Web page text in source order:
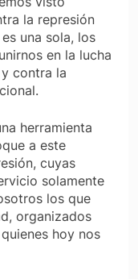
la represión
una sola, los
en la lucha
contra la
herramienta
a este
cuyas
solamente
los que
organizados
hoy nos